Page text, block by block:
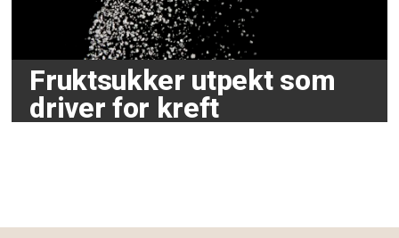
Fruktsukker utpekt som
driver for kreft